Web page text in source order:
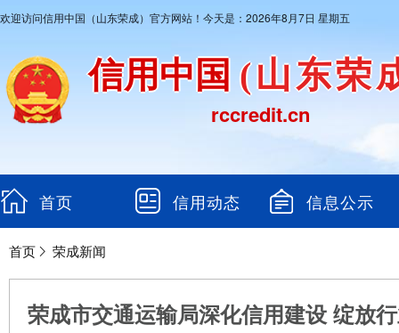
欢迎访问信用中国（山东荣成）官方网站！今天是：2026年8月7日 星期五
信用中国 (山东荣
rccredit.cn
首页 信用动态 信息公示
首页 荣成新闻
荣成市交通运输局深化信用建设 绽放